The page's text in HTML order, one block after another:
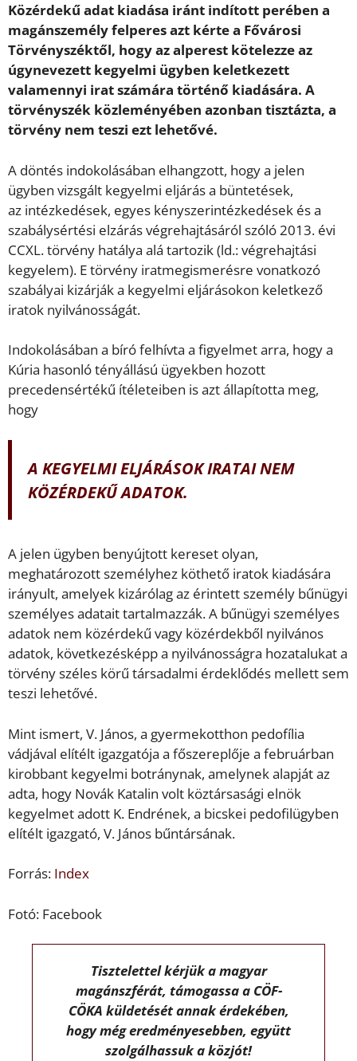
Közérdekű adat kiadása iránt indított perében a
magánszemély felperes azt kérte a Fővárosi
Törvényszéktől, hogy az alperest kötelezze az
úgynevezett kegyelmi ügyben keletkezett
valamennyi irat számára történő kiadására. A
törvényszék közleményében azonban tisztázta, a
törvény nem teszi ezt lehetővé.
A döntés indokolásában elhangzott, hogy a jelen
ügyben vizsgált kegyelmi eljárás a büntetések,
az intézkedések, egyes kényszerintézkedések és a
szabálysértési elzárás végrehajtásáról szóló 2013. évi
CCXL. törvény hatálya alá tartozik (ld.: végrehajtási
kegyelem). E törvény iratmegismerésre vonatkozó
szabályai kizárják a kegyelmi eljárásokon keletkező
iratok nyilvánosságát.
Indokolásában a bíró felhívta a figyelmet arra, hogy a
Kúria hasonló tényállású ügyekben hozott
precedensértékű ítéleteiben is azt állapította meg,
hogy
A KEGYELMI ELJÁRÁSOK IRATAI NEM
KÖZÉRDEKŰ ADATOK.
A jelen ügyben benyújtott kereset olyan,
meghatározott személyhez köthető iratok kiadására
irányult, amelyek kizárólag az érintett személy bűnügyi
személyes adatait tartalmazzák. A bűnügyi személyes
adatok nem közérdekű vagy közérdekből nyilvános
adatok, következésképp a nyilvánosságra hozatalukat a
törvény széles körű társadalmi érdeklődés mellett sem
teszi lehetővé.
Mint ismert, V. János, a gyermekotthon pedofília
vádjával elítélt igazgatója a főszereplője a februárban
kirobbant kegyelmi botránynak, amelynek alapját az
adta, hogy Novák Katalin volt köztársasági elnök
kegyelmet adott K. Endrének, a bicskei pedofilügyben
elítélt igazgató, V. János bűntársának.
Forrás: Index
Fotó: Facebook
Tisztelettel kérjük a magyar
magánszférát, támogassa a CÖF-
CÖKA küldetését annak érdekében,
hogy még eredményesebben, együtt
szolgálhassuk a közjót!